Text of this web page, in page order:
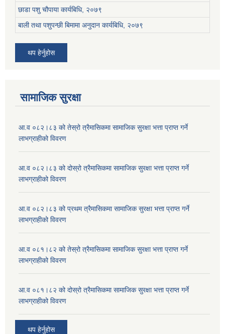
छाडा पशु चौपाया कार्यबिधि, २०७९
बाली तथा पशुपन्छी बिमामा अनुदान कार्यबिधि, २०७९
थप हेर्नुहोस
सामाजिक सुरक्षा
आ.व ०८२।८३ को तेस्रो त्रैमासिकमा सामाजिक सुरक्षा भत्ता प्राप्त गर्ने
लाभग्राहीको विवरण
आ.व ०८२।८३ को दोस्रो त्रैमासिकमा सामाजिक सुरक्षा भत्ता प्राप्त गर्ने
लाभग्राहीको विवरण
आ.व ०८२।८३ को प्रथम त्रैमासिकमा सामाजिक सुरक्षा भत्ता प्राप्त गर्ने
लाभग्राहीको विवरण
आ.व ०८१।८२ को तेस्रो त्रैमासिकमा सामाजिक सुरक्षा भत्ता प्राप्त गर्ने
लाभग्राहीको विवरण
आ.व ०८१।८२ को दोस्रो त्रैमासिकमा सामाजिक सुरक्षा भत्ता प्राप्त गर्ने
लाभग्राहीको विवरण
थप हेर्नुहोस